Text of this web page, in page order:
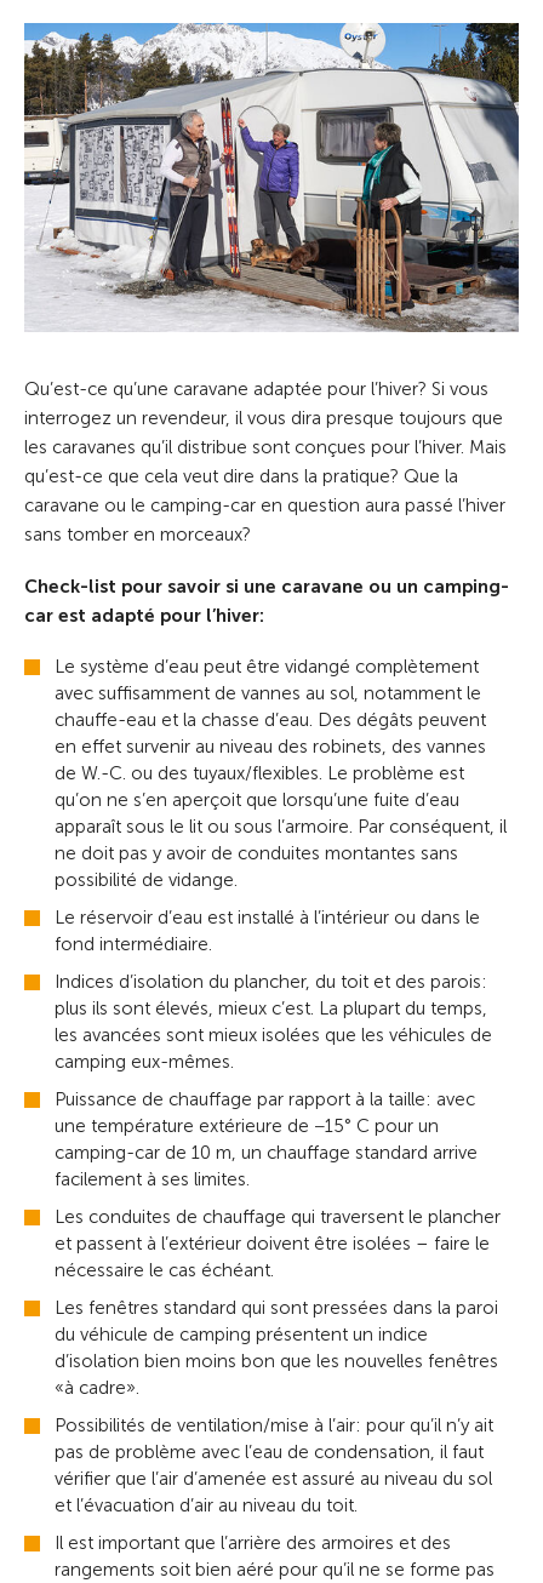
Qu’est-ce qu’une caravane adaptée pour l’hiver? Si vous
interrogez un revendeur, il vous dira presque toujours que
les caravanes qu’il distribue sont conçues pour l’hiver. Mais
qu’est-ce que cela veut dire dans la pratique? Que la
caravane ou le camping-car en question aura passé l’hiver
sans tomber en morceaux?
Check-list pour savoir si une caravane ou un camping-
car est adapté pour l’hiver:
Le système d’eau peut être vidangé complètement
avec suffisamment de vannes au sol, notamment le
chauffe-eau et la chasse d’eau. Des dégâts peuvent
en effet survenir au niveau des robinets, des vannes
de W.-C. ou des tuyaux/flexibles. Le problème est
qu’on ne s’en aperçoit que lorsqu’une fuite d’eau
apparaît sous le lit ou sous l’armoire. Par conséquent, il
ne doit pas y avoir de conduites montantes sans
possibilité de vidange.
Le réservoir d’eau est installé à l’intérieur ou dans le
fond intermédiaire.
Indices d’isolation du plancher, du toit et des parois:
plus ils sont élevés, mieux c’est. La plupart du temps,
les avancées sont mieux isolées que les véhicules de
camping eux-mêmes.
Puissance de chauffage par rapport à la taille: avec
une température extérieure de −15° C pour un
camping-car de 10 m, un chauffage standard arrive
facilement à ses limites.
Les conduites de chauffage qui traversent le plancher
et passent à l’extérieur doivent être isolées – faire le
nécessaire le cas échéant.
Les fenêtres standard qui sont pressées dans la paroi
du véhicule de camping présentent un indice
d’isolation bien moins bon que les nouvelles fenêtres
«à cadre».
Possibilités de ventilation/mise à l’air: pour qu’il n’y ait
pas de problème avec l’eau de condensation, il faut
vérifier que l’air d’amenée est assuré au niveau du sol
et l’évacuation d’air au niveau du toit.
Il est important que l’arrière des armoires et des
rangements soit bien aéré pour qu’il ne se forme pas